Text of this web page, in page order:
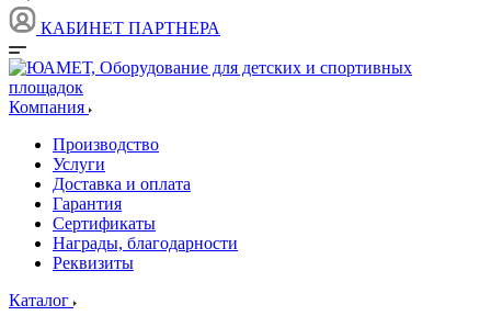
КАБИНЕТ ПАРТНЕРА
Компания
Производство
Услуги
Доставка и оплата
Гарантия
Сертификаты
Награды, благодарности
Реквизиты
Каталог